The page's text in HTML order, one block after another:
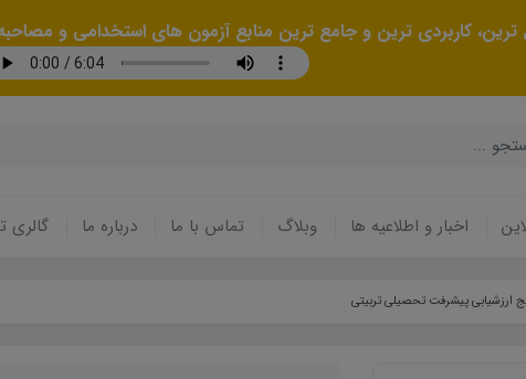
ترین، کاربردی ترین و جامع ترین منابع آزمون های استخدامی و
اخبار و اطلاعیه ها وبلاگ تماس با ما درباره ما گالری
ارزشیابی پیشرفت تحصیلی تربیتی